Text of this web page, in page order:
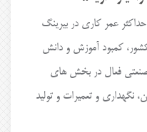
عمر کاری در بیرینگ
کمبود آموزش و دانش
فعال در بخش های
نگهداری و تعمیرات و تولید